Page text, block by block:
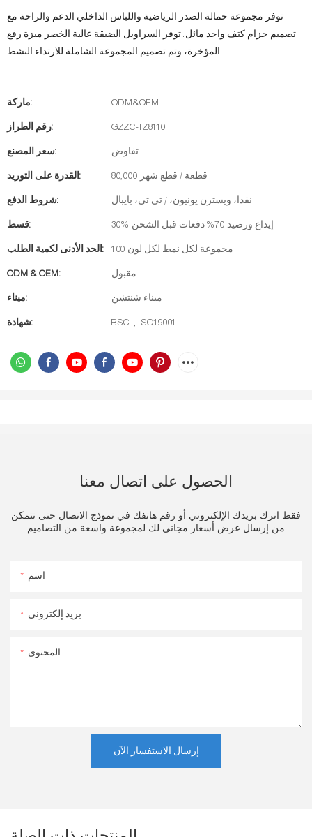
توفر مجموعة حمالة الصدر الرياضية واللباس الداخلي الدعم والراحة مع
تصميم حزام كتف واحد مائل. توفر السراويل الضيقة عالية الخصر ميزة رفع
المؤخرة، وتم تصميم المجموعة الشاملة للارتداء النشط.
ماركة: ODM&OEM
رقم الطراز: GZZC-TZ8110
سعر المصنع: تفاوض
القدرة على التوريد: 80,000 قطعة / قطع شهر
شروط الدفع: نقدا، ويسترن يونيون، / تي تي، بايبال
قسط: 30% إيداع ورصيد 70% دفعات قبل الشحن
الحد الأدنى لكمية الطلب: 100 مجموعة لكل نمط لكل لون
ODM & OEM: مقبول
ميناء: ميناء شنتشن
شهادة: BSCI , ISO19001
الحصول على اتصال معنا
فقط اترك بريدك الإلكتروني أو رقم هاتفك في نموذج الاتصال حتى نتمكن
من إرسال عرض أسعار مجاني لك لمجموعة واسعة من التصاميم
اسم
بريد إلكتروني
المحتوى
إرسال الاستفسار الآن